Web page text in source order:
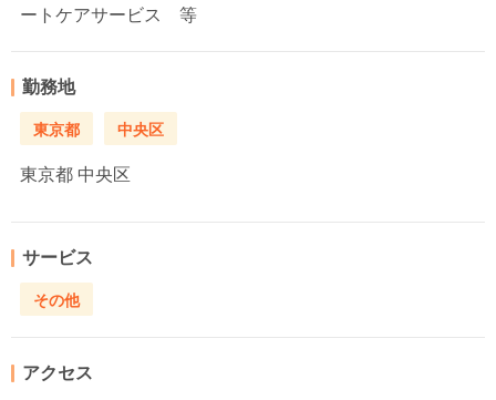
ートケアサービス 等
勤務地
東京都 中央区
東京都 中央区
サービス
その他
アクセス